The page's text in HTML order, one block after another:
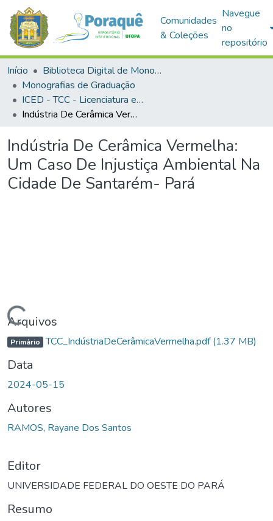
Comunidades
& Coleções
Navegue
no
repositório
Início
Biblioteca Digital de Monografias (BDM)
Monografias de Graduação
ICED - TCC - Licenciatura em Geografia
Indústria De Cerâmica Vermelha: Um Caso De Injustiça Ambiental Na Cidade De Santarém- Pará
Indústria De Cerâmica Vermelha:
Um Caso De Injustiça Ambiental Na
Cidade De Santarém- Pará
Arquivos
Primário TCC_IndústriaDeCerâmicaVermelha.pdf(1.37 MB)
Data
2024-05-15
Autores
RAMOS, Rayane Dos Santos
Editor
UNIVERSIDADE FEDERAL DO OESTE DO PARÁ
Resumo